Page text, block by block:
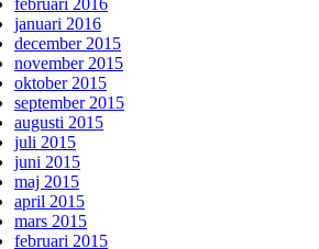
februari 2016
januari 2016
december 2015
november 2015
oktober 2015
september 2015
augusti 2015
juli 2015
juni 2015
maj 2015
april 2015
mars 2015
februari 2015